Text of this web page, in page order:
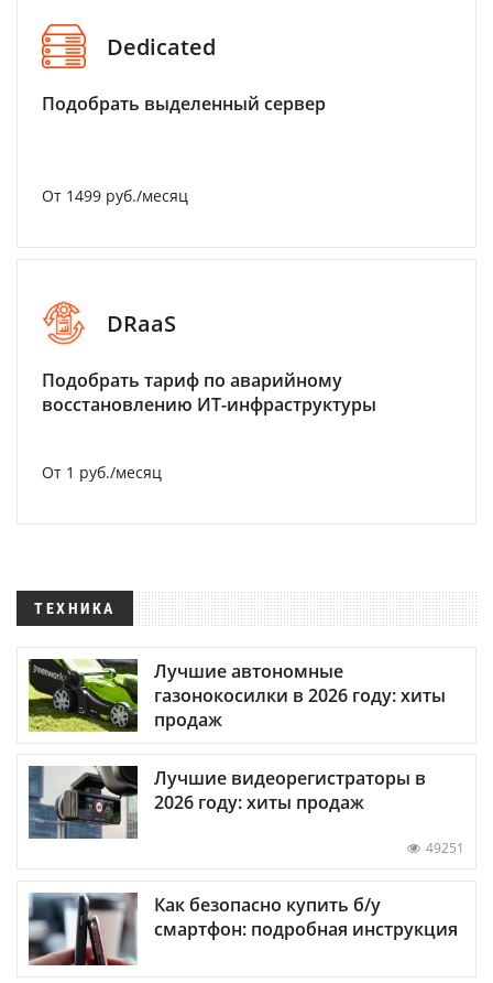
Dedicated
Подобрать выделенный сервер
От 1499 руб./месяц
DRaaS
Подобрать тариф по аварийному
восстановлению ИТ-инфраструктуры
От 1 руб./месяц
ТЕХНИКА
Лучшие автономные
газонокосилки в 2026 году: хиты
продаж
Лучшие видеорегистраторы в
2026 году: хиты продаж
49251
Как безопасно купить б/у
смартфон: подробная инструкция